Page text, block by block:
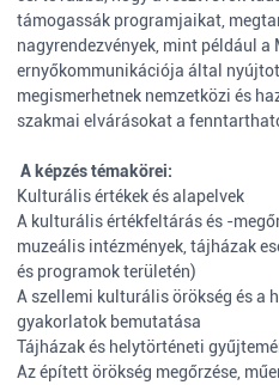
támogassák programjaikat,
nagyrendezvények, mint például a
ernyőkommunikációja által
megismerhetnek nemzetközi és
szakmai elvárásokat a
A képzés témakörei:
Kulturális értékek és alapelvek
A kulturális értékfeltárás és -
muzeális intézmények, tájházak
és programok területén)
A szellemi kulturális örökség és a
gyakorlatok bemutatása
Tájházak és helytörténeti
Az épített örökség megőrzése,